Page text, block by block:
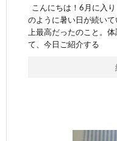
こんにちは！6月に入
のように暑い日が続い
上最高だったのこと。
て、今日ご紹介する